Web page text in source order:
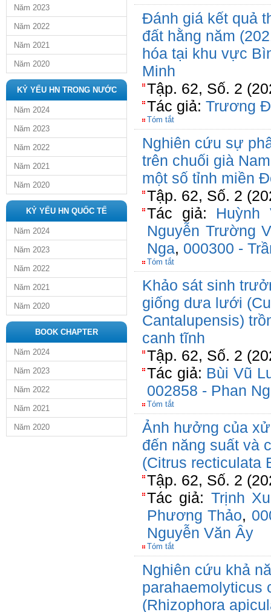
Năm 2023
Năm 2022
Năm 2021
Năm 2020
KỶ YẾU HN TRONG NƯỚC
Năm 2024
Năm 2023
Năm 2022
Năm 2021
Năm 2020
KỶ YẾU HN QUỐC TẾ
Năm 2024
Năm 2023
Năm 2022
Năm 2021
Năm 2020
BOOK CHAPTER
Năm 2024
Năm 2023
Năm 2022
Năm 2021
Năm 2020
Đánh giá kết quả
đất hằng năm
hóa tại khu vực
Minh
Tập. 62, Số. 2
Tác giả: Trương
Tóm tắt
Nghiên cứu sự
trên chuối già
một số tỉnh miền
Tập. 62, Số. 2
Tác giả: Huỳnh
Nguyễn Trường
Nga, 000300 -
Tóm tắt
Khảo sát sinh
giống dưa lưới
Cantalupensis)
canh tĩnh
Tập. 62, Số. 2
Tác giả: Bùi Vũ
002858 - Phan
Tóm tắt
Ảnh hưởng của
đến năng suất và
(Citrus recticulata
Tập. 62, Số. 2
Tác giả: Trịnh
Phương Thảo,
Nguyễn Văn Ây
Tóm tắt
Nghiên cứu khả
parahaemolyticus
(Rhizophora